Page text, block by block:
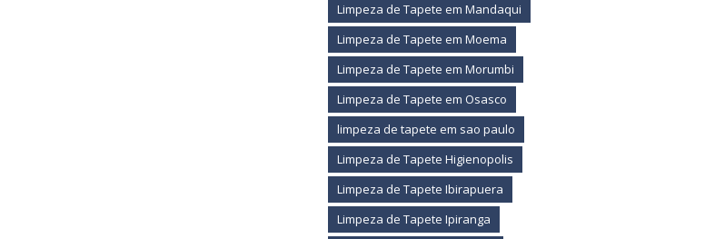
Limpeza de Tapete em Mandaqui
Limpeza de Tapete em Moema
Limpeza de Tapete em Morumbi
Limpeza de Tapete em Osasco
limpeza de tapete em sao paulo
Limpeza de Tapete Higienopolis
Limpeza de Tapete Ibirapuera
Limpeza de Tapete Ipiranga